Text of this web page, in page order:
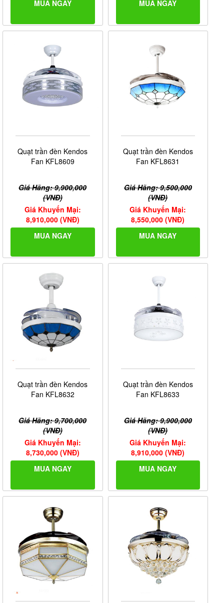
MUA NGAY MUA NGAY
Quạt trần đèn Kendos
Fan KFL8609
Giá Hãng: 9,900,000
(VNĐ)
Giá Khuyến Mại:
8,910,000 (VNĐ)
MUA NGAY
Quạt trần đèn Kendos
Fan KFL8631
Giá Hãng: 9,500,000
(VNĐ)
Giá Khuyến Mại:
8,550,000 (VNĐ)
MUA NGAY
Quạt trần đèn Kendos
Fan KFL8632
Giá Hãng: 9,700,000
(VNĐ)
Giá Khuyến Mại:
8,730,000 (VNĐ)
MUA NGAY
Quạt trần đèn Kendos
Fan KFL8633
Giá Hãng: 9,900,000
(VNĐ)
Giá Khuyến Mại:
8,910,000 (VNĐ)
MUA NGAY